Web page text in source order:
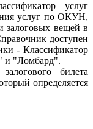
услуг
услуг по ОКУН,
залоговых вещей в
доступен
- Классификатор
и "Ломбард".
билета
определяется